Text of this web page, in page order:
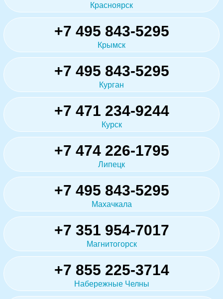
Красноярск
+7 495 843-5295
Крымск
+7 495 843-5295
Курган
+7 471 234-9244
Курск
+7 474 226-1795
Липецк
+7 495 843-5295
Махачкала
+7 351 954-7017
Магнитогорск
+7 855 225-3714
Набережные Челны